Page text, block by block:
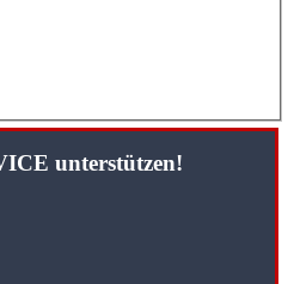
unterstützen!